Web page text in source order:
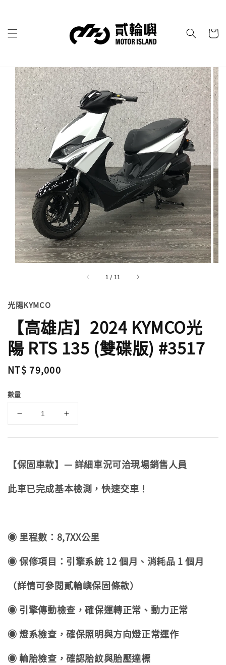
1 / 11
光陽KYMCO
【高雄店】2024 KYMCO光
陽 RTS 135 (雙碟版) #3517
Regular
NT$ 79,000
數量
【保固車款】— 詳細車況可洽現場銷售人員
此車已完成基本檢測，快速交車！
◉ 里程數：8,7XX公里
◉ 保修項目：引擎系統 12 個月、消耗品 1 個月
（詳情可參閱貳輪嶼保固條款）
◉ 引擎傳動檢查，確保運轉正常、動力正常
◉ 燈系檢查，確保照明與方向燈正常運作
◉ 輪胎檢查，確認胎紋與胎壓達標